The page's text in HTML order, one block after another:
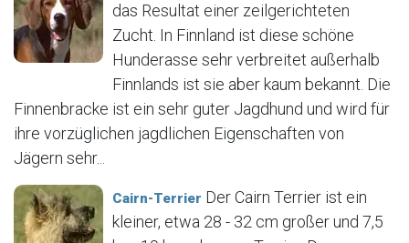
das Resultat einer zeilgerichteten
Zucht. In Finnland ist diese schöne
Hunderasse sehr verbreitet außerhalb
Finnlands ist sie aber kaum bekannt. Die
Finnenbracke ist ein sehr guter Jagdhund und wird für
ihre vorzüglichen jagdlichen Eigenschaften von
Jägern sehr...
Cairn-Terrier Der Cairn Terrier ist ein
kleiner, etwa 28 - 32 cm großer und 7,5